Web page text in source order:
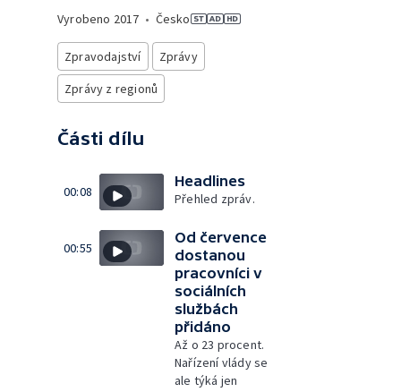
Vyrobeno 2017 • Česko
Zpravodajství
Zprávy
Zprávy z regionů
Části dílu
00:08
Headlines
Přehled zpráv.
00:55
Od července
dostanou
pracovníci v
sociálních
službách
přidáno
Až o 23 procent.
Nařízení vlády se
ale týká jen